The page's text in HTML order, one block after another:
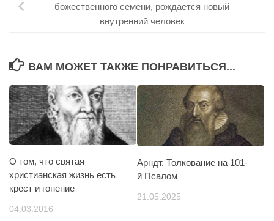
божественного семени, рождается новый
внутренний человек
ВАМ МОЖЕТ ТАКЖЕ ПОНРАВИТЬСЯ...
О том, что святая
христианская жизнь есть
крест и гонение
04.03.2016
Арндт. Толкование на 101-
й Псалом
21.05.2025